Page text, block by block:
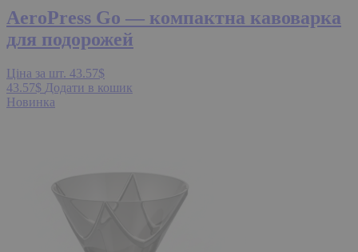
AeroPress Go — компактна кавоварка
для подорожей
Ціна за шт. 43.57$
43.57$ Додати в кошик
Новинка